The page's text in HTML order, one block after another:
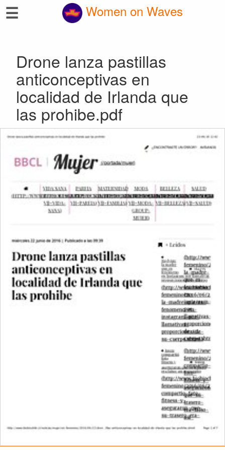
☰ Women on Waves
Drone lanza pastillas
anticonceptivas en
localidad de Irlanda que
las prohibe.pdf